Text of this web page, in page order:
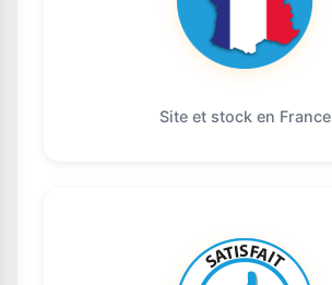
Site et stock en France